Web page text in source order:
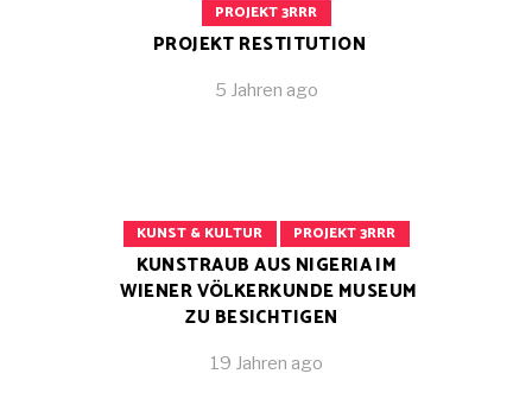
PROJEKT 3RRR
PROJEKT RESTITUTION
5 Jahren ago
KUNST & KULTUR PROJEKT 3RRR
KUNSTRAUB AUS NIGERIA IM
WIENER VÖLKERKUNDE MUSEUM
ZU BESICHTIGEN
19 Jahren ago